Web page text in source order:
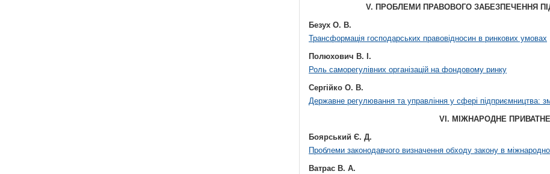
V. ПРОБЛЕМИ ПРАВОВОГО ЗАБЕЗПЕЧЕННЯ
Безух О. В.
Трансформація господарських правовідносин в ринкових умовах
Полюхович В. І.
Роль саморегулівних організацій на фондовому ринку
Сергійко О. В.
Державне регулювання та управління у сфері підприємництва:
VI. МІЖНАРОДНЕ
Боярський Є. Д.
Проблеми законодавчого визначення обходу закону в
Ватрас В. А.